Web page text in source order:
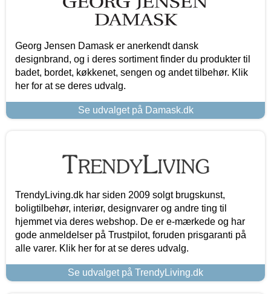
Georg Jensen Damask er anerkendt dansk
designbrand, og i deres sortiment finder du produkter til
badet, bordet, køkkenet, sengen og andet tilbehør. Klik
her for at se deres udvalg.
Se udvalget på Damask.dk
TrendyLiving.dk har siden 2009 solgt brugskunst,
boligtilbehør, interiør, designvarer og andre ting til
hjemmet via deres webshop. De er e-mærkede og har
gode anmeldelser på Trustpilot, foruden prisgaranti på
alle varer. Klik her for at se deres udvalg.
Se udvalget på TrendyLiving.dk